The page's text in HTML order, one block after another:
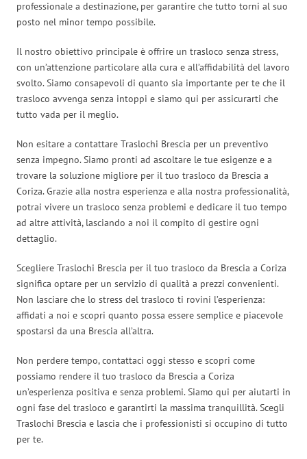
professionale a destinazione, per garantire che tutto torni al suo
posto nel minor tempo possibile.
Il nostro obiettivo principale è offrire un trasloco senza stress,
con un’attenzione particolare alla cura e all’affidabilità del lavoro
svolto. Siamo consapevoli di quanto sia importante per te che il
trasloco avvenga senza intoppi e siamo qui per assicurarti che
tutto vada per il meglio.
Non esitare a contattare Traslochi Brescia per un preventivo
senza impegno. Siamo pronti ad ascoltare le tue esigenze e a
trovare la soluzione migliore per il tuo trasloco da Brescia a
Coriza. Grazie alla nostra esperienza e alla nostra professionalità,
potrai vivere un trasloco senza problemi e dedicare il tuo tempo
ad altre attività, lasciando a noi il compito di gestire ogni
dettaglio.
Scegliere Traslochi Brescia per il tuo trasloco da Brescia a Coriza
significa optare per un servizio di qualità a prezzi convenienti.
Non lasciare che lo stress del trasloco ti rovini l’esperienza:
affidati a noi e scopri quanto possa essere semplice e piacevole
spostarsi da una Brescia all’altra.
Non perdere tempo, contattaci oggi stesso e scopri come
possiamo rendere il tuo trasloco da Brescia a Coriza
un’esperienza positiva e senza problemi. Siamo qui per aiutarti in
ogni fase del trasloco e garantirti la massima tranquillità. Scegli
Traslochi Brescia e lascia che i professionisti si occupino di tutto
per te.